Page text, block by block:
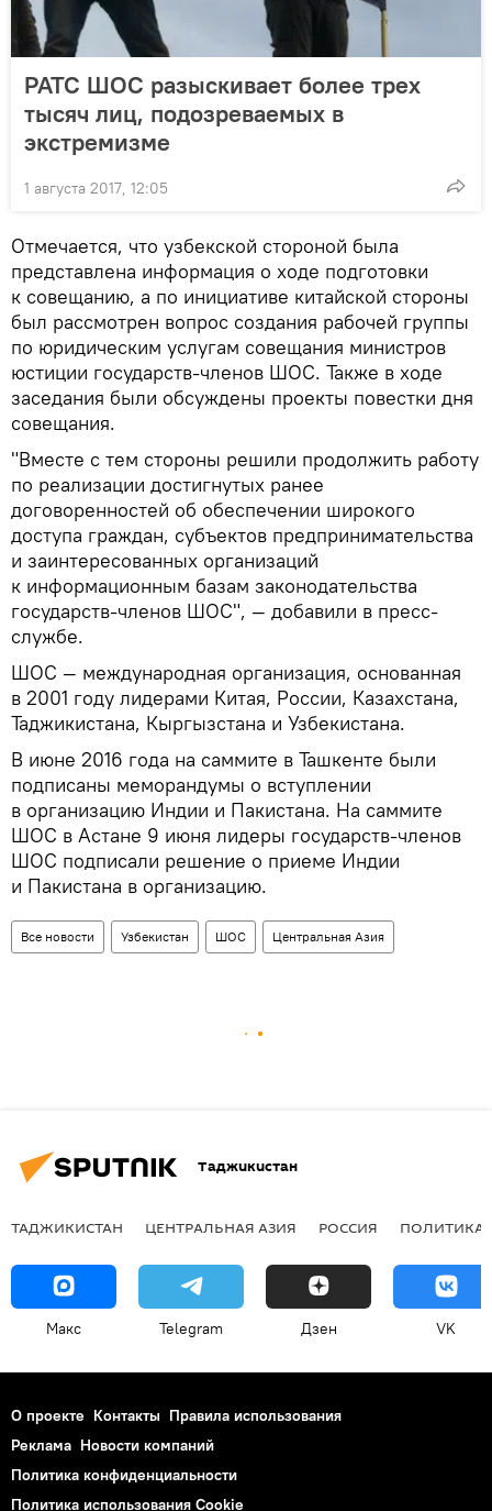
РАТС ШОС разыскивает более трех
тысяч лиц, подозреваемых в
экстремизме
1 августа 2017, 12:05
Отмечается, что узбекской стороной была
представлена информация о ходе подготовки
к совещанию, а по инициативе китайской стороны
был рассмотрен вопрос создания рабочей группы
по юридическим услугам совещания министров
юстиции государств-членов ШОС. Также в ходе
заседания были обсуждены проекты повестки дня
совещания.
"Вместе с тем стороны решили продолжить работу
по реализации достигнутых ранее
договоренностей об обеспечении широкого
доступа граждан, субъектов предпринимательства
и заинтересованных организаций
к информационным базам законодательства
государств-членов ШОС", — добавили в пресс-
службе.
ШОС — международная организация, основанная
в 2001 году лидерами Китая, России, Казахстана,
Таджикистана, Кыргызстана и Узбекистана.
В июне 2016 года на саммите в Ташкенте были
подписаны меморандумы о вступлении
в организацию Индии и Пакистана. На саммите
ШОС в Астане 9 июня лидеры государств-членов
ШОС подписали решение о приеме Индии
и Пакистана в организацию.
Все новости Узбекистан ШОС Центральная Азия
Таджикистан
ТАДЖИКИСТАН ЦЕНТРАЛЬНАЯ АЗИЯ РОССИЯ ПОЛИТИКА
Макс Telegram Дзен VK
О проекте Контакты Правила использования
Реклама Новости компаний
Политика конфиденциальности
Политика использования Cookie